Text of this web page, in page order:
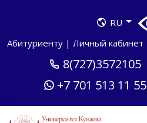
RU
Абитуриенту | Личный кабинет
8(727)3572105
+7 701 513 11 55